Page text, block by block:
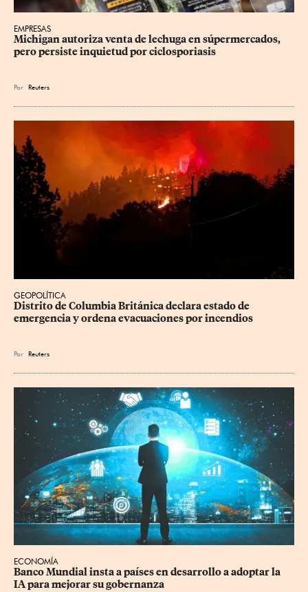
EMPRESAS
Michigan autoriza venta de lechuga en súpermercados,
pero persiste inquietud por ciclosporiasis
Por Reuters
GEOPOLÍTICA
Distrito de Columbia Británica declara estado de
emergencia y ordena evacuaciones por incendios
Por Reuters
ECONOMÍA
Banco Mundial insta a países en desarrollo a adoptar la
IA para mejorar su gobernanza